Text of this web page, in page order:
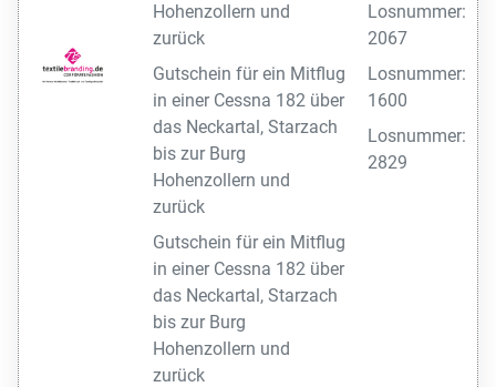
Hohenzollern und
zurück
Gutschein für ein Mitflug
in einer Cessna 182 über
das Neckartal, Starzach
bis zur Burg
Hohenzollern und
zurück
Gutschein für ein Mitflug
in einer Cessna 182 über
das Neckartal, Starzach
bis zur Burg
Hohenzollern und
zurück
Losnummer:
2067
Losnummer:
1600
Losnummer:
2829